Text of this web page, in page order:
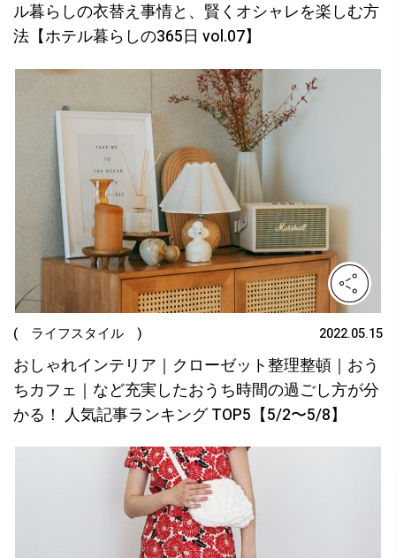
ル暮らしの衣替え事情と、賢くオシャレを楽しむ方
法【ホテル暮らしの365日 vol.07】
( ライフスタイル ) 2022.05.15
おしゃれインテリア｜クローゼット整理整頓｜おう
ちカフェ｜など充実したおうち時間の過ごし方が分
かる！ 人気記事ランキング TOP5【5/2〜5/8】